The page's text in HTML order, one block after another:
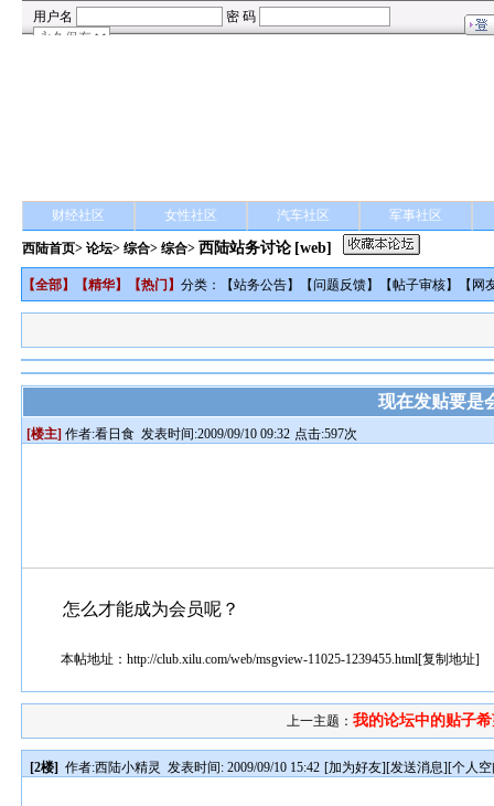
财经社区 女性社区 汽车社区 军事社区
西陆首页>论坛>综合> 综合> 西陆站务讨论 [web]
【全部】【精华】【热门 】分类：【站务公告】【问题反馈】【帖子审核】【 网
现在发贴要是
[楼主] 作者:看日食 发表时间:2009/09/10 09:32 点击:597次
怎么才能成为会员呢？
本帖地址：http://club.xilu.com/web/msgview-11025-1239455.html[复制地址]
上一主题： 我的论坛中的贴子
[2楼] 作者:西陆小精灵 发表时间: 2009/09/10 15:42 [加为好友][发送消息][个人